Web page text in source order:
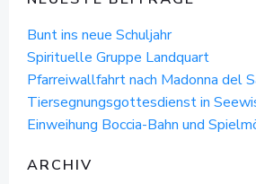
Bunt ins neue Schuljahr
Spirituelle Gruppe Landquart
Pfarreiwallfahrt nach Madonna del
Tiersegnungsgottesdienst in
Einweihung Boccia-Bahn und
ARCHIV